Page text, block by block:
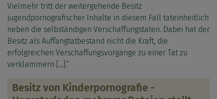
Vielmehr tritt der weitergehende Besitz
jugendpornografischer Inhalte in diesem Fall tateinheitlich
neben die selbständigen Verschaffungstaten. Dabei hat der
Besitz als Auffangtatbestand nicht die Kraft, die
erfolgreichen Verschaffungsvorgänge zu einer Tat zu
verklammern [...].“
Besitz von Kinderpornografie -